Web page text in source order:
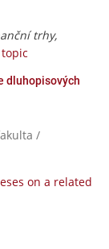
trhy,
dluhopisových
/
on a related